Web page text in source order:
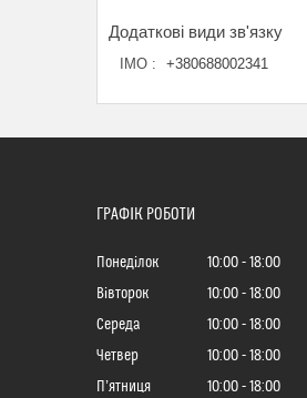
ІМО +380688002341
ГРАФІК РОБОТИ
Понеділок 10:00
18:00
Вівторок
10:00
18:00
Середа
10:00
18:00
Четвер
10:00
18:00
Пʼятниця
10:00 18:00